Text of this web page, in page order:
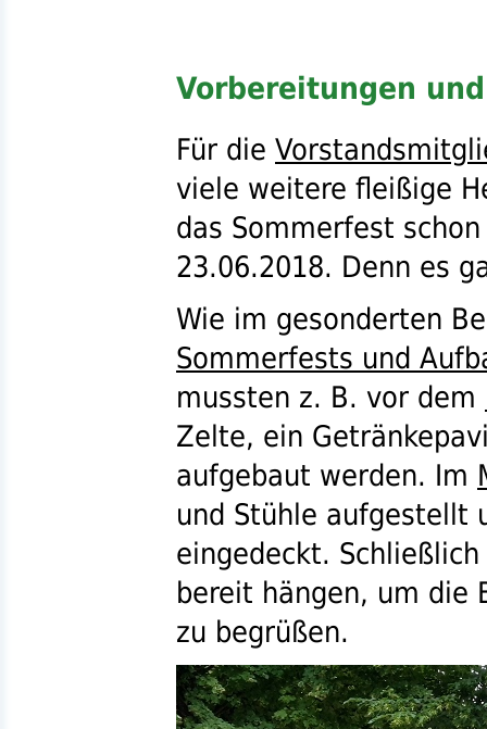
Vorbereitungen
Für die
viele weitere fleißige
das Sommerfest
23.06.2018. Denn es
Wie im gesonderten
Sommerfests und
mussten z. B. vor dem
Zelte, ein
aufgebaut werden. Im
und Stühle aufgestellt
eingedeckt.
bereit hängen, um die
zu begrüßen.